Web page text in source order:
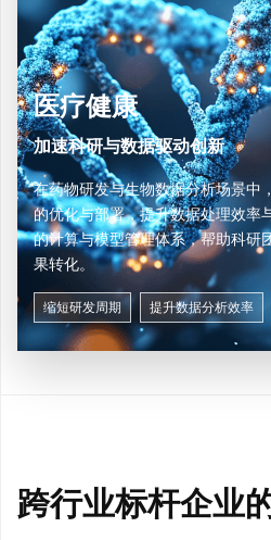
医疗健康
加速科研与数据驱动创新
在药物研发与生物数据分析场景中
的优化与部署，提升数据处理效率
的计算与模型管理体系，帮助科研
果转化。
缩短研发周期 提升数据分析效率
跨行业标杆企业